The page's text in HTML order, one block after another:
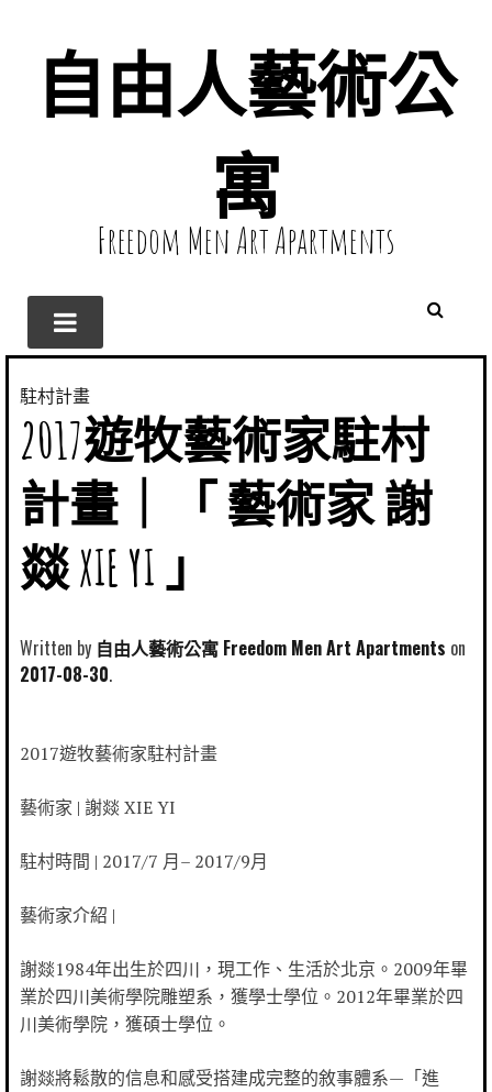
自由人藝術公
寓
Freedom Men Art Apartments
駐村計畫
2017遊牧藝術家駐村
計畫｜「 藝術家 謝
燚 XIE YI 」
Written by 自由人藝術公寓 Freedom Men Art Apartments
2017-08-30
2017遊牧藝術家駐村計畫
藝術家 | 謝燚 XIE YI
駐村時間 | 2017/7 月– 2017/9月
藝術家介紹 |
謝燚1984年出生於四川，現工作、生活於北京。2009年畢
業於四川美術學院雕塑系，獲學士學位。2012年畢業於四
川美術學院，獲碩士學位。
謝燚將鬆散的信息和感受搭建成完整的敘事體系—「進